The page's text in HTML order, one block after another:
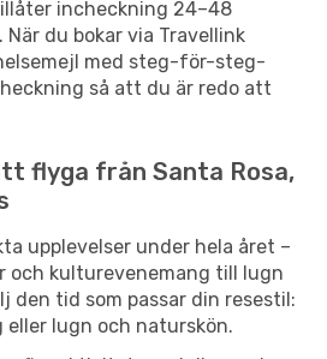
incheckning 24–48
du bokar via Travellink
med steg-för-steg-
så att du är redo att
flyga från Santa Rosa,
upplevelser under hela året –
och kulturevenemang till lugn
den tid som passar din resestil:
eller lugn och naturskön.